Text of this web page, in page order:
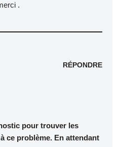
.
RÉPONDRE
pour trouver les
ce problème. En attendant